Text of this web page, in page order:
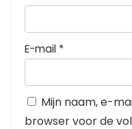
E-mail *
Mijn naam, e-
browser voor de